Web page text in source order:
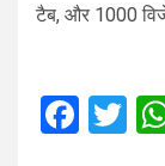
टैब, और 1000